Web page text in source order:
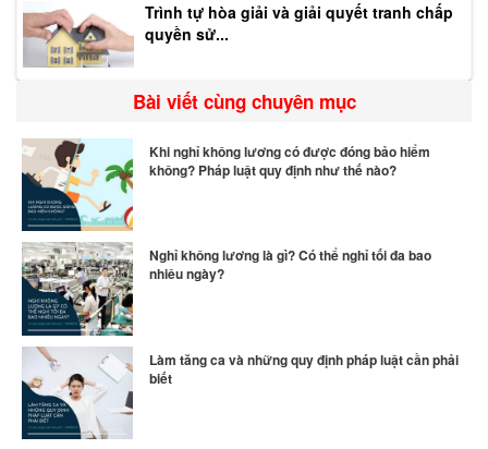
Trình tự hòa giải và giải quyết tranh chấp
quyền sử...
Bài viết cùng chuyên mục
Khi nghỉ không lương có được đóng bảo hiểm
không? Pháp luật quy định như thế nào?
Nghỉ không lương là gì? Có thể nghỉ tối đa bao
nhiêu ngày?
Làm tăng ca và những quy định pháp luật cần phải
biết